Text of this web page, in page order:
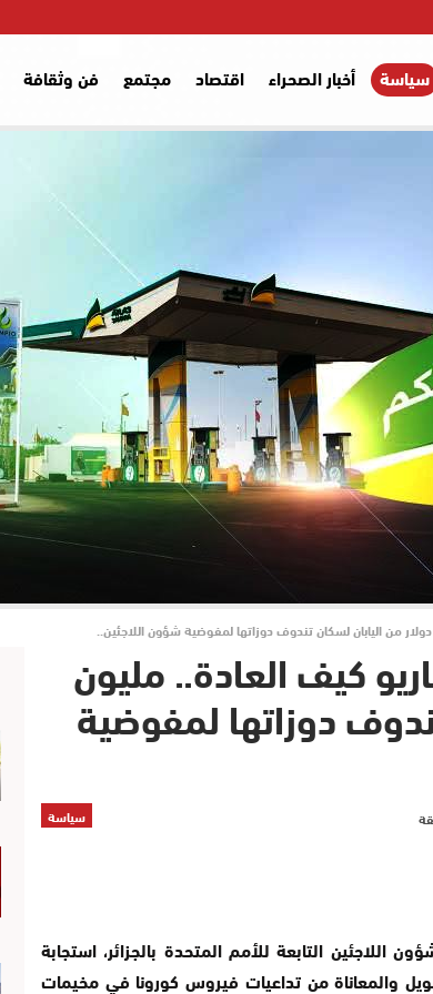
سياسة أخبار الصحراء اقتصاد مجتمع فن وثقافة
من اليابان لسكان تندوف دوزاتها لمفوضية شؤون اللاجئين..
كيف العادة.. مليون
دوزاتها لمفوضية
سياسة
التابعة للأمم المتحدة بالجزائر، استجابة
والمعاناة من تداعيات فيروس كورونا في مخيمات